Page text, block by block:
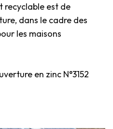
recyclable est de
dans le cadre des
les maisons
en zinc N°3152